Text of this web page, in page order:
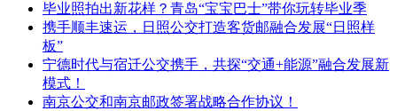
毕业照拍出新花样？青岛“宝宝巴士”带你玩转毕业季
携手顺丰速运，日照公交打造客货邮融合发展“日照样
板”
宁德时代与宿迁公交携手，共探“交通+能源”融合发展新
模式！
南京公交和南京邮政签署战略合作协议！